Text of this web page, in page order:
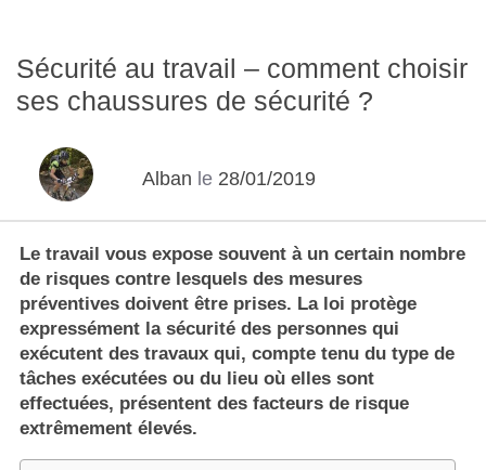
Sécurité au travail – comment choisir
ses chaussures de sécurité ?
Alban le 28/01/2019
Le travail vous expose souvent à un certain nombre
de risques contre lesquels des mesures
préventives doivent être prises. La loi protège
expressément la sécurité des personnes qui
exécutent des travaux qui, compte tenu du type de
tâches exécutées ou du lieu où elles sont
effectuées, présentent des facteurs de risque
extrêmement élevés.